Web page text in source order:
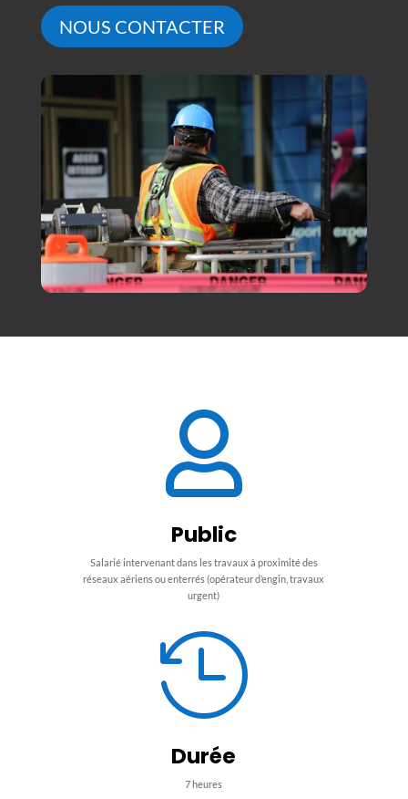
NOUS CONTACTER

Public
Salarié intervenant dans les travaux à proximité des
réseaux aériens ou enterrés (opérateur d’engin, travaux
urgent)

Durée
7 heures